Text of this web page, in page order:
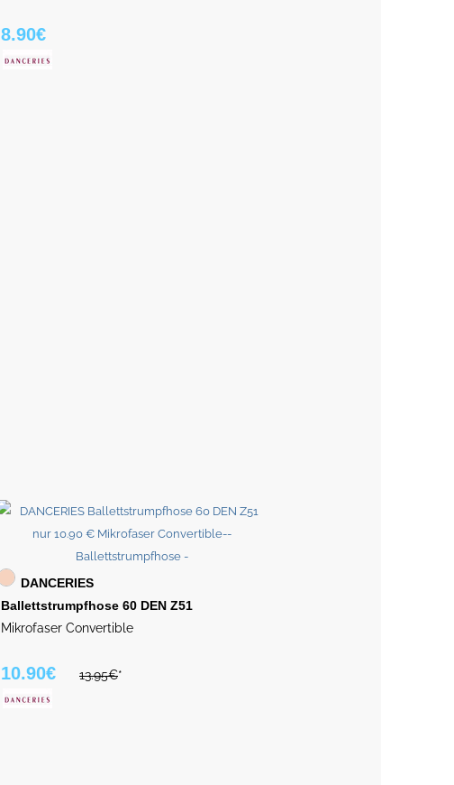
8.90€
DANCERIES
Ballettstrumpfhose 60 DEN Z51
Mikrofaser Convertible
10.90€ 13.95€*